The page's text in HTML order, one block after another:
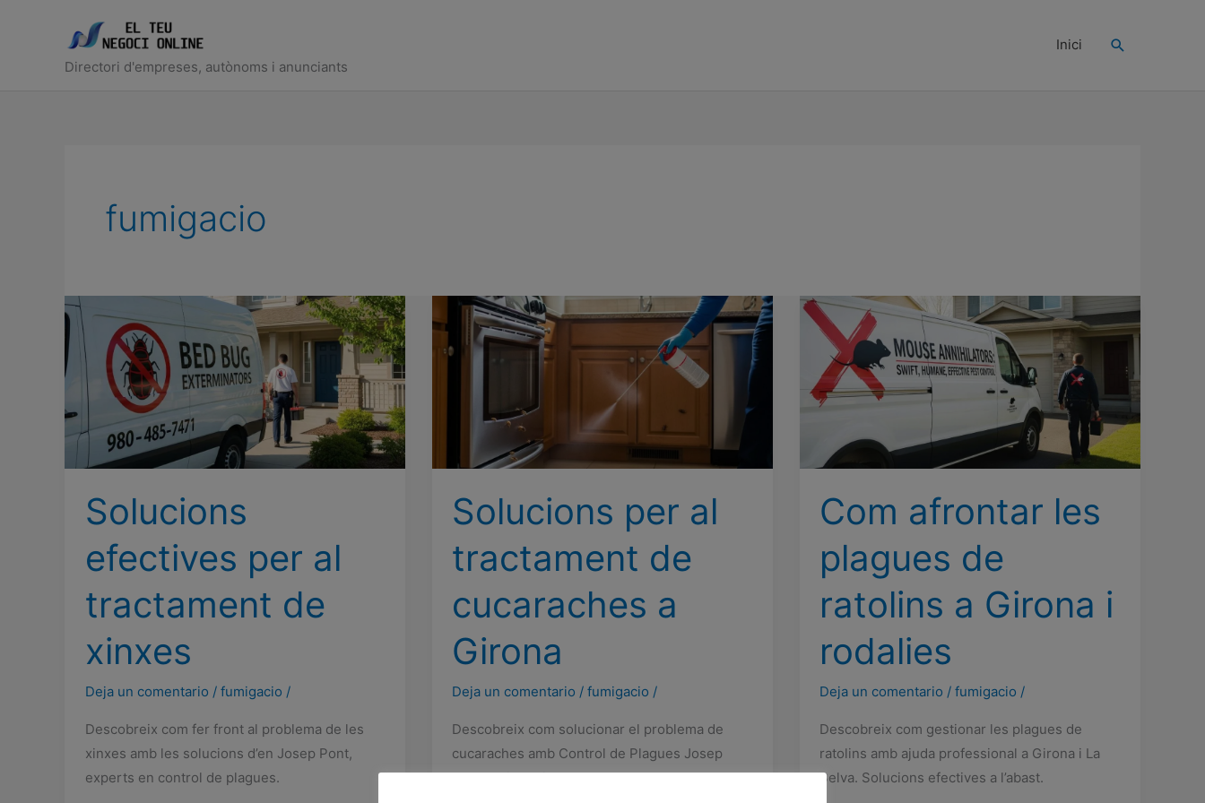
Directori d'empreses, autònoms i anunciants
Inici Buscar
fumigacio
Solucions
efectives per al
tractament de
xinxes
Deja un comentario / fumigacio /
Descobreix com fer front al problema de les
xinxes amb les solucions d’en Josep Pont,
experts en control de plagues.
Solucions per al
tractament de
cucaraches a
Girona
Deja un comentario /fumigacio /
Descobreix com solucionar el problema de
cucaraches amb Control de Plagues Josep
Pont a Girona i la Selva.
Com afrontar les
plagues de
ratolins a Girona i
rodalies
Deja un comentario /fumigacio /
Descobreix com gestionar les plagues de
ratolins amb ajuda professional a Girona i La
Selva. Solucions efectives a l’abast.